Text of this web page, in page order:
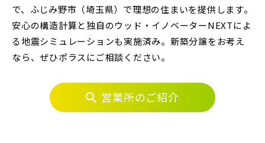
JR
JR京浜東北線
JR埼京線
地図から探す
テーマから探す
さいたま市西区(4)
さいたま市北区(2)
さいたま市大宮区(0)
さいたま市見沼区(5)
さいたま市中央区(0)
さいたま市桜区(2)
さいたま市浦和区(0)
さいたま市南区(5)
さいたま市緑区(1)
さいたま市岩槻区(0)
で、ふじみ野市（埼玉県）で理想の住まいを提供します。
安心の構造計算と独自のウッド・イノベーターNEXTによ
る地震シミュレーションも実施済み。新築分譲をお考え
なら、ぜひポラスにご相談ください。
営業所のご紹介